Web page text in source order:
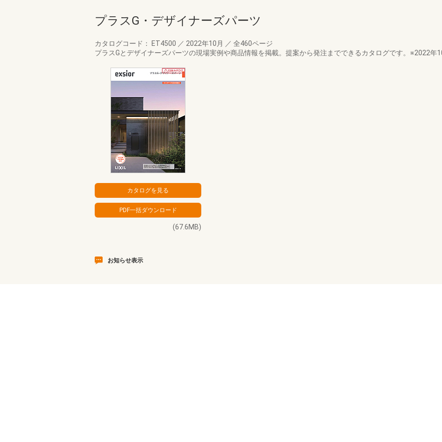
プラスG・デザイナーズパーツ
カタログコード： ET4500 ／ 2022年10月 ／ 全460ページ
プラスGとデザイナーズパーツの現場実例や商品情報を掲載。提案から発注までできるカタログです。※2022年
(67.6MB)
お知らせ表示